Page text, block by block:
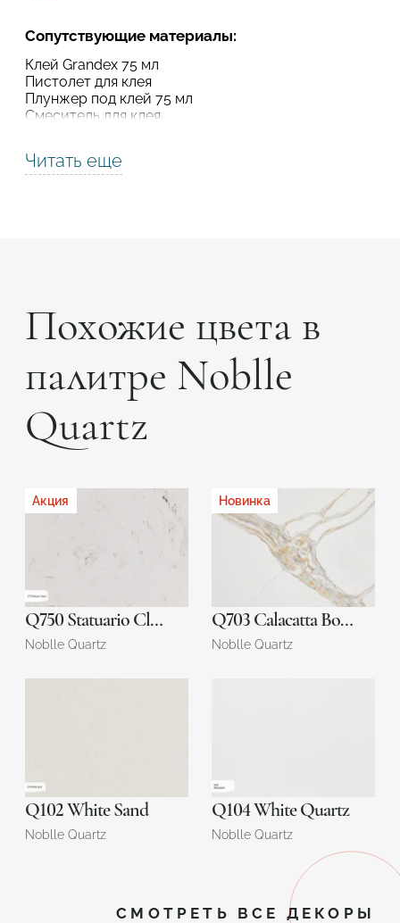
Сопутствующие материалы:
Клей Grandex 75 мл
Пистолет для клея
Плунжер под клей 75 мл
Смеситель для клея
Читать еще
Похожие цвета в
палитре Noblle
Quartz
Акция
Q750 Statuario Classic
Noblle Quartz
Новинка
Q703 Calacatta Borghini
Noblle Quartz
Q102 White Sand
Noblle Quartz
Q104 White Quartz
Noblle Quartz
СМОТРЕТЬ ВСЕ ДЕКОРЫ